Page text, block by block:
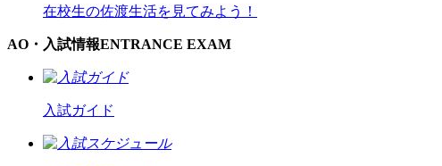
在校生の佐渡生活を見てみよう！
AO・入試情報ENTRANCE EXAM
入試ガイド